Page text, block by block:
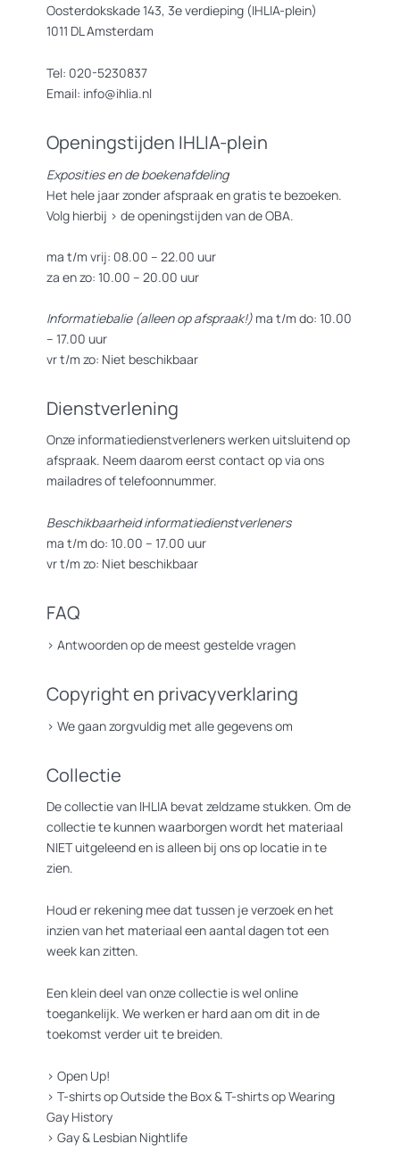
Oosterdokskade 143, 3e verdieping (IHLIA-plein)
1011 DL Amsterdam
Tel: 020-5230837
Email: info@ihlia.nl
Openingstijden IHLIA-plein
Exposities en de boekenafdeling
Het hele jaar zonder afspraak en gratis te bezoeken.
Volg hierbij > de openingstijden van de OBA.
ma t/m vrij: 08.00 – 22.00 uur
za en zo: 10.00 – 20.00 uur
Informatiebalie (alleen op afspraak!) ma t/m do: 10.00
– 17.00 uur
vr t/m zo: Niet beschikbaar
Dienstverlening
Onze informatiedienstverleners werken uitsluitend op
afspraak. Neem daarom eerst contact op via ons
mailadres of telefoonnummer.
Beschikbaarheid informatiedienstverleners
ma t/m do: 10.00 – 17.00 uur
vr t/m zo: Niet beschikbaar
FAQ
> Antwoorden op de meest gestelde vragen
Copyright en privacyverklaring
> We gaan zorgvuldig met alle gegevens om
Collectie
De collectie van IHLIA bevat zeldzame stukken. Om de
collectie te kunnen waarborgen wordt het materiaal
NIET uitgeleend en is alleen bij ons op locatie in te
zien.
Houd er rekening mee dat tussen je verzoek en het
inzien van het materiaal een aantal dagen tot een
week kan zitten.
Een klein deel van onze collectie is wel online
toegankelijk. We werken er hard aan om dit in de
toekomst verder uit te breiden.
> Open Up!
> T-shirts op Outside the Box&T-shirts op Wearing
Gay History
> Gay & Lesbian Nightlife